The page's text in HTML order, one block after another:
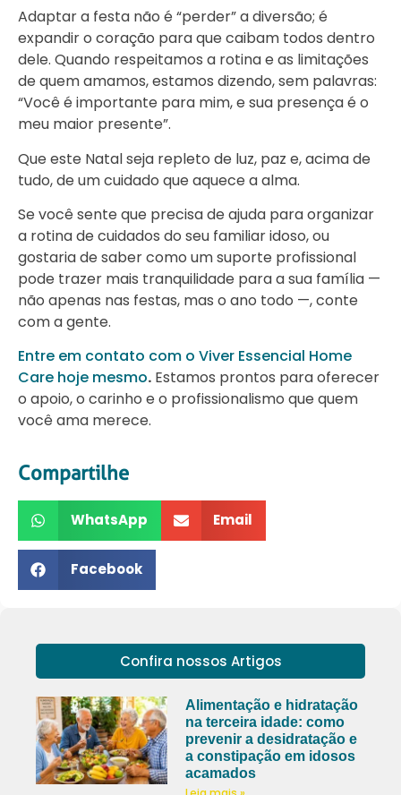
Adaptar a festa não é “perder” a diversão; é
expandir o coração para que caibam todos dentro
dele. Quando respeitamos a rotina e as limitações
de quem amamos, estamos dizendo, sem palavras:
“Você é importante para mim, e sua presença é o
meu maior presente”.
Que este Natal seja repleto de luz, paz e, acima de
tudo, de um cuidado que aquece a alma.
Se você sente que precisa de ajuda para organizar
a rotina de cuidados do seu familiar idoso, ou
gostaria de saber como um suporte profissional
pode trazer mais tranquilidade para a sua família —
não apenas nas festas, mas o ano todo —, conte
com a gente.
Entre em contato com o Viver Essencial Home
Care hoje mesmo. Estamos prontos para oferecer
o apoio, o carinho e o profissionalismo que quem
você ama merece.
Compartilhe
WhatsApp Email
Facebook
Confira nossos Artigos
Alimentação e hidratação
na terceira idade: como
prevenir a desidratação e
a constipação em idosos
acamados